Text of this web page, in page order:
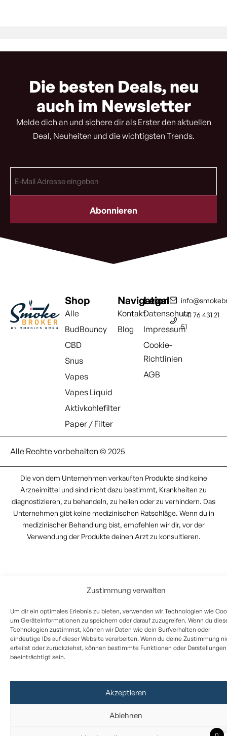
Zustimmung verwalten
Um dir ein optimales Erlebnis zu bieten, verwenden wir Technologien wie
um Geräteinformationen zu speichern oder darauf zuzugreifen. Wenn du
Technologien zustimmst, können wir Daten wie dein Surfverhalten oder
eindeutige IDs auf dieser Website verarbeiten. Wenn du deine Zustimmung
erteilst oder zurückziehst, können bestimmte Funktionen oder Darstellungen
beeinträchtigt sein.
Akzeptieren
Ablehnen
Die besten Deals, neu
auch im Newsletter
Melde dich an und sichere dir als Erster den aktuellen
Deal, Neuheiten und die wichtigsten Trends.
Mail
Shop
Alle
BudBouncy
CBD
Snus
Vapes
Vapes Liquid
Aktivkohlefilter
Paper / Filter
Navigation
Kontakt
Blog
Legal
Datenschutz
Impressum
Cookie-
Richtlinien
AGB
+41 76 431 21
51
Alle Rechte vorbehalten © 2025
Die von dem Unternehmen verkauften Produkte sind keine
Arzneimittel und sind nicht dazu bestimmt, Krankheiten zu
diagnostizieren, zu behandeln, zu heilen oder zu verhindern. Das
Unternehmen gibt keine medizinischen Ratschläge. Wenn du in
medizinischer Behandlung bist, empfehlen wir dir, vor der
Verwendung der Produkte deinen Arzt zu konsultieren.